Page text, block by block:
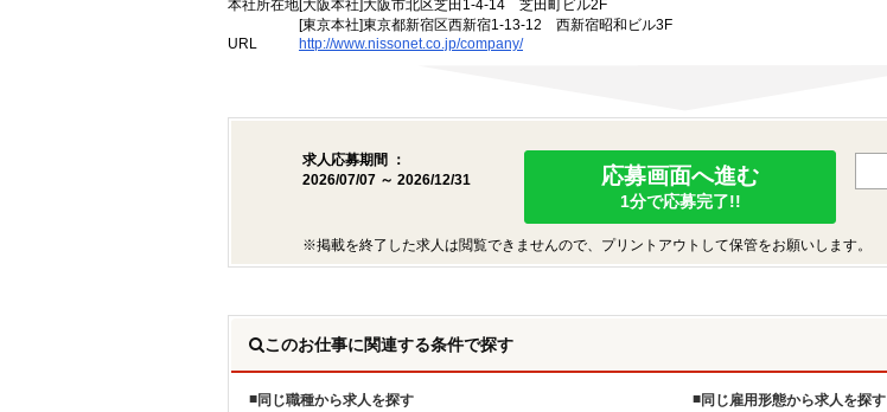
本社所在地[大阪本社]大阪市北区芝田1-4-14 芝田町ビル2F
[東京本社]東京都新宿区西新宿1-13-12 西新宿昭和ビル3F
URL
http://www.nissonet.co.jp/company/
求人応募期間 ：
2026/07/07 ～ 2026/12/31
応募画面へ進む
1分で応募完了!!
※掲載を終了した求人は閲覧できませんので、プリントアウトして保管をお願いします。
このお仕事に関連する条件で探す
同じ職種から求人を探す
同じ雇用形態から求人を探す